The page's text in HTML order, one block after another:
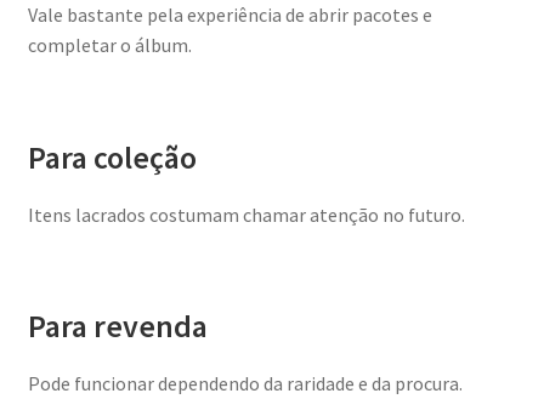
Vale bastante pela experiência de abrir pacotes e
completar o álbum.
Para coleção
Itens lacrados costumam chamar atenção no futuro.
Para revenda
Pode funcionar dependendo da raridade e da procura.